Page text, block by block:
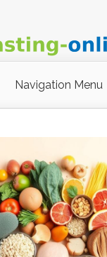
Navigation Menu